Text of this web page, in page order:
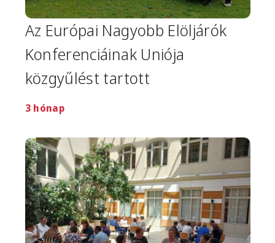
Az Európai Nagyobb Elöljárók
Konferenciáinak Uniója
közgyűlést tartott
3 hónap
Image